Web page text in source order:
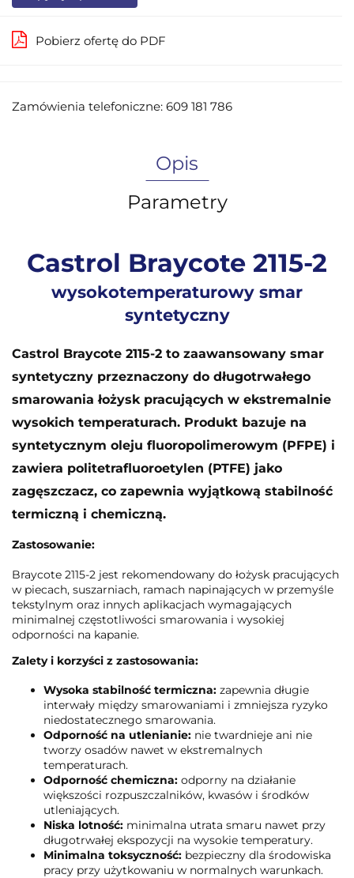
Pobierz ofertę do PDF
Zamówienia telefoniczne: 609 181 786
Opis
Parametry
Castrol Braycote 2115-2
wysokotemperaturowy smar
syntetyczny
Castrol Braycote 2115-2 to zaawansowany smar
syntetyczny przeznaczony do długotrwałego
smarowania łożysk pracujących w ekstremalnie
wysokich temperaturach. Produkt bazuje na
syntetycznym oleju fluoropolimerowym (PFPE) i
zawiera politetrafluoroetylen (PTFE) jako
zagęszczacz, co zapewnia wyjątkową stabilność
termiczną i chemiczną.
Zastosowanie:
Braycote 2115-2 jest rekomendowany do łożysk pracujących
w piecach, suszarniach, ramach napinających w przemyśle
tekstylnym oraz innych aplikacjach wymagających
minimalnej częstotliwości smarowania i wysokiej
odporności na kapanie.
Zalety i korzyści z zastosowania:
Wysoka stabilność termiczna: zapewnia długie
interwały między smarowaniami i zmniejsza ryzyko
niedostatecznego smarowania.
Odporność na utlenianie: nie twardnieje ani nie
tworzy osadów nawet w ekstremalnych
temperaturach.
Odporność chemiczna: odporny na działanie
większości rozpuszczalników, kwasów i środków
utleniających.
Niska lotność: minimalna utrata smaru nawet przy
długotrwałej ekspozycji na wysokie temperatury.
Minimalna toksyczność: bezpieczny dla środowiska
pracy przy użytkowaniu w normalnych warunkach.